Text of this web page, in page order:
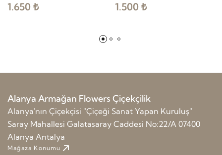
1.650 ₺ 1.500 ₺
Alanya Armağan Flowers Çiçekçilik
Alanya'nın Çiçekçisi ''Çiçeği Sanat Yapan Kuruluş''
Saray Mahallesi Galatasaray Caddesi No:22/A 07400
Alanya Antalya
Mağaza Konumu